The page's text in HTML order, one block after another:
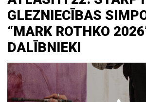
GLEZNIECĪBAS
“MARK ROTHKO
DALĪBNIEKI